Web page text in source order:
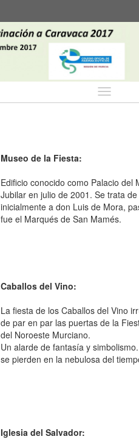
Idioma
Museo de la Fiesta:
Edificio conocido como Palacio
Jubilar en julio de 2001. Se trata
inicialmente a don Luis de Mora,
fue el Marqués de San Mamés.
Caballos del Vino:
La fiesta de los Caballos del Vino
de par en par las puertas de la
del Noroeste Murciano.
Un alarde de fantasía y
se pierden en la nebulosa del
Iglesia del Salvador: